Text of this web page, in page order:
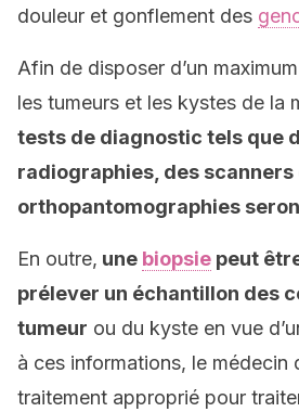
douleur et gonflement des
Afin de disposer d’un
les tumeurs et les kystes de la
tests de diagnostic tels que
radiographies, des scanners
orthopantomographies
En outre, une biopsie peut
prélever un échantillon des
tumeur ou du kyste en vue
à ces informations, le médecin
traitement approprié pour